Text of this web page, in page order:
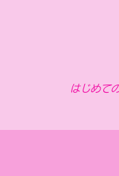
はじめて